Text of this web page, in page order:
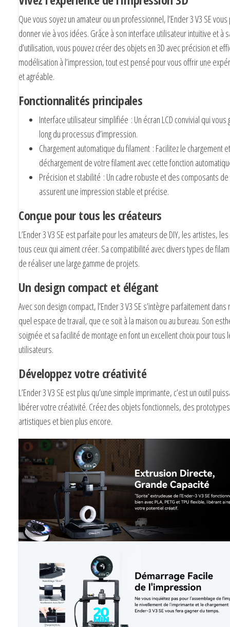
Que vous soyez un amateur ou un professionnel, l’Ender 3 V3 SE
donner vie à vos idées. Grâce à son interface utilisateur intuitive et à
d’utilisation, vous pouvez créer des objets en 3D avec précision et
modélisation à l’impression, tout est pensé pour vous offrir une
et agréable.
Fonctionnalités principales
Interface utilisateur simplifiée : Un écran LCD convivial qui
long du processus d’impression.
Chargement automatique du filament : Facilitez le chargement
déchargement de votre filament avec cette fonction
Précision et stabilité : Un cadre robuste et des composants
assurent une impression stable et précise.
Conçue pour tous les créateurs
L’Ender 3 V3 SE est parfaite pour les amateurs de DIY, les artistes,
tous ceux qui aiment créer. Sa compatibilité avec divers types de
de réaliser une large gamme de projets.
Un design compact et élégant
Avec son design compact, l’Ender 3 V3 SE s’intègre parfaitement dans
quel espace de travail, que ce soit à la maison ou au bureau. Son
soignée et sa facilité de montage en font un excellent choix pour tous
utilisateurs.
Développez votre créativité
L’Ender 3 V3 SE est plus qu’une simple imprimante, c’est un outil
libérer votre créativité. Créez des objets fonctionnels, des
artistiques et bien plus encore.